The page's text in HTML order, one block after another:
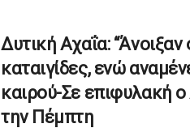
Δυτική Αχαΐα: “Άνοιξαν
καταιγίδες, ενώ
καιρού-Σε επιφυλακή
την Πέμπτη